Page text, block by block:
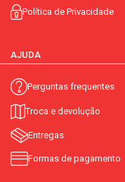
Política de Privacidade
AJUDA
Perguntas frequentes
Troca e devolução
Entregas
Formas de pagamento